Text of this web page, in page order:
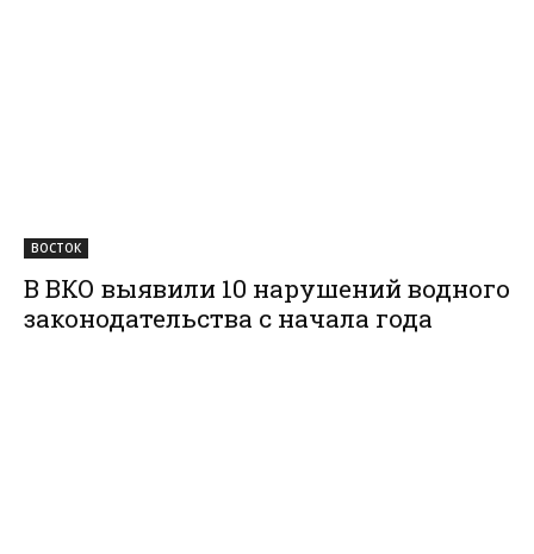
ВОСТОК
В ВКО выявили 10 нарушений водного
законодательства с начала года